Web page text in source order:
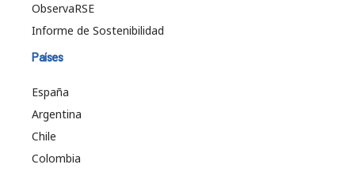
ObservaRSE
Informe de Sostenibilidad
Países
España
Argentina
Chile
Colombia